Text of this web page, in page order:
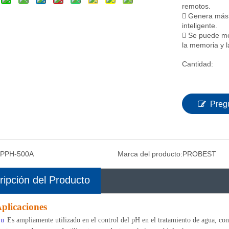
remotos.
 Genera
inteligente.
 Se puede
la memoria y
Cantidad:
PPH-500A Marca del producto:PROBEST
del Producto
u Es ampliamente utilizado en el control del pH en el tratamiento de agua,